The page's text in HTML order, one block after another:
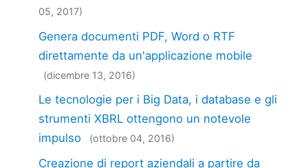
05, 2017)
Genera documenti PDF, Word o RTF
direttamente da un'applicazione mobile
(dicembre 13, 2016)
Le tecnologie per i Big Data, i database e gli
strumenti XBRL ottengono un notevole
impulso
(ottobre 04, 2016)
Creazione di report aziendali a partire da